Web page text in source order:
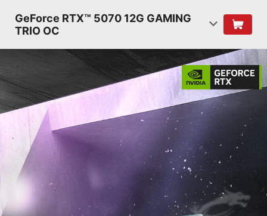
GeForce RTX™ 5070 12G GAMING
TRIO OC